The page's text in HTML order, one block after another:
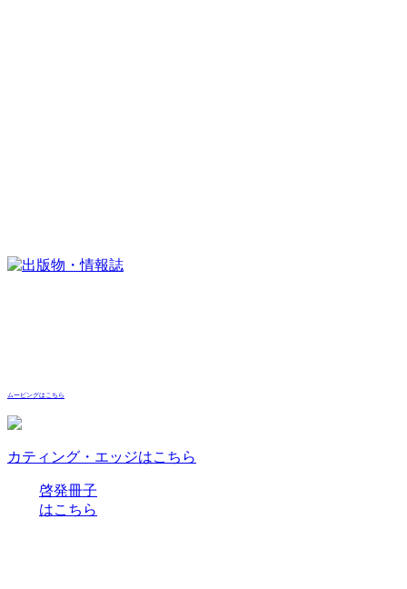
ムービングはこちら
カティング・エッジはこちら
啓発冊子
はこちら